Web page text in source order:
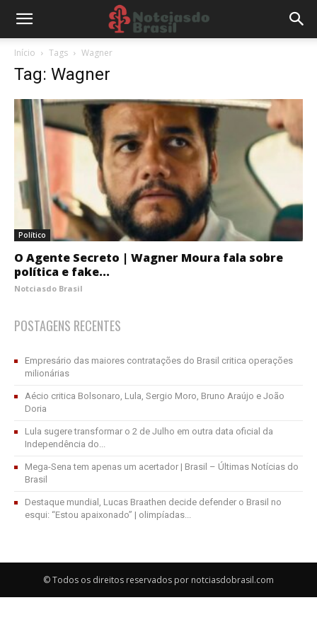
Início Tags Wagner
Tag: Wagner
Político
O Agente Secreto | Wagner Moura fala sobre
política e fake...
Notciasdo Brasil
POSTAGENS RECENTES
Empresário das maiores contratações do Brasil critica operações
milionárias
Aécio critica Bolsonaro, Lula, Sergio Moro, Bruno Araújo e João
Doria
Lula sugere transformar o 2 de Julho em outra data oficial da
Independência do...
Mega-Sena tem apenas um acertador | Brasil – Últimas Notícias do
Brasil
Destaque mundial, Lucas Braathen decide defender o Brasil no
esqui: “Estou apaixonado” | olimpíadas...
© Todos os direitos reservados por notciasdobrasil.com